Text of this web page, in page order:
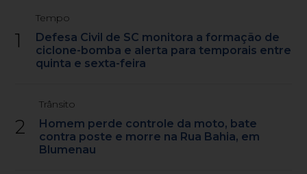
1
Tempo
Defesa Civil de SC monitora a formação de
ciclone-bomba e alerta para temporais entre
quinta e sexta-feira
2
Trânsito
Homem perde controle da moto, bate
contra poste e morre na Rua Bahia, em
Blumenau